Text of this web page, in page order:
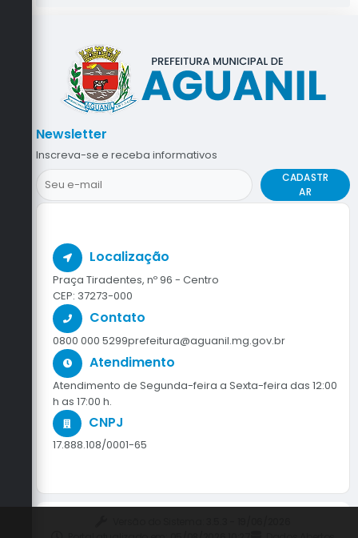
Localização
Praça Tiradentes, nº 96 - Centro
CEP: 37273-000
Contato
0800 000 5299prefeitura@aguanil.mg.gov.br
Atendimento
Atendimento de Segunda-feira a Sexta-feira das 12:00
h as 17:00 h.
CNPJ
17.888.108/0001-65
Newsletter
Inscreva-se e receba informativos
CADASTR
AR